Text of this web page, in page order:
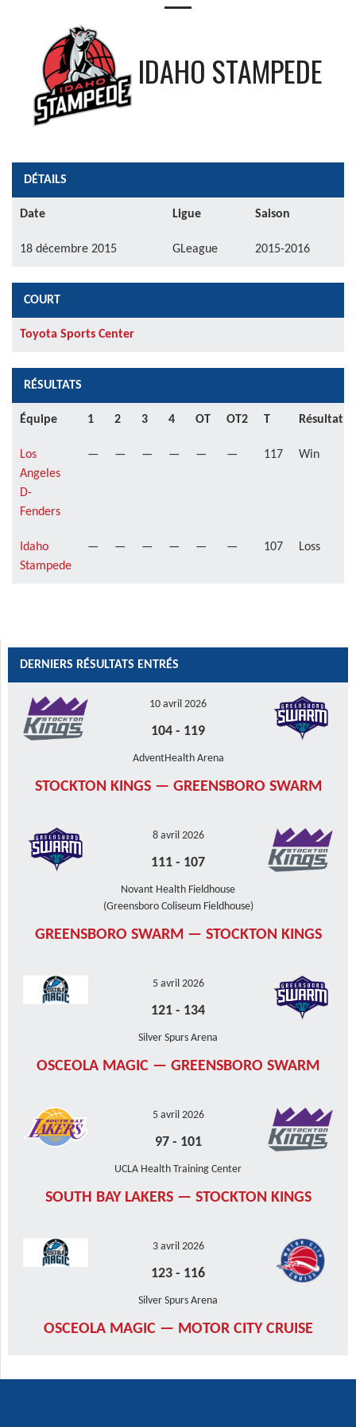
IDAHO STAMPEDE
DÉTAILS
Date Ligue Saison
18 décembre 2015 GLeague 2015-2016
COURT
Toyota Sports Center
RÉSULTATS
Équipe 1 2 3 4 OT OT2 T Résultat
Los
Angeles
D-
Fenders
— — — — — — 117 Win
Idaho
Stampede
— — — — — — 107 Loss
DERNIERS RÉSULTATS ENTRÉS
10 avril 2026
104 - 119
AdventHealth Arena
STOCKTON KINGS — GREENSBORO SWARM
8 avril 2026
111 - 107
Novant Health Fieldhouse
(Greensboro Coliseum Fieldhouse)
GREENSBORO SWARM — STOCKTON KINGS
5 avril 2026
121 - 134
Silver Spurs Arena
OSCEOLA MAGIC — GREENSBORO SWARM
5 avril 2026
97- 101
UCLA Health Training Center
SOUTH BAY LAKERS — STOCKTON KINGS
3 avril 2026
123 - 116
Silver Spurs Arena
OSCEOLA MAGIC — MOTOR CITY CRUISE